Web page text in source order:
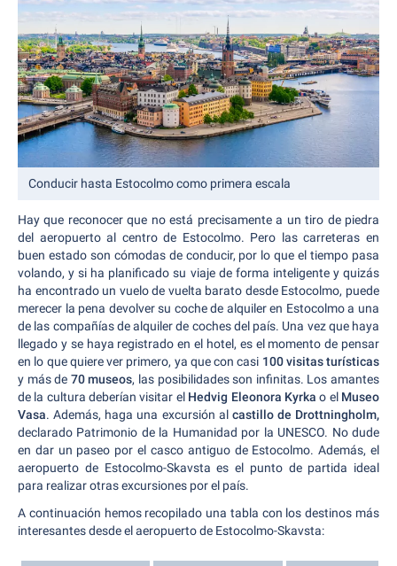
Conducir hasta Estocolmo como primera escala
Hay que reconocer que no está precisamente a un tiro de piedra
del aeropuerto al centro de Estocolmo. Pero las carreteras en
buen estado son cómodas de conducir, por lo que el tiempo pasa
volando, y si ha planificado su viaje de forma inteligente y quizás
ha encontrado un vuelo de vuelta barato desde Estocolmo, puede
merecer la pena devolver su coche de alquiler en Estocolmo a una
de las compañías de alquiler de coches del país. Una vez que haya
llegado y se haya registrado en el hotel, es el momento de pensar
en lo que quiere ver primero, ya que con casi 100 visitas turísticas
y más de 70 museos, las posibilidades son infinitas. Los amantes
de la cultura deberían visitar el Hedvig Eleonora Kyrka o el Museo
Vasa. Además, haga una excursión al castillo de Drottningholm,
declarado Patrimonio de la Humanidad por la UNESCO. No dude
en dar un paseo por el casco antiguo de Estocolmo. Además, el
aeropuerto de Estocolmo-Skavsta es el punto de partida ideal
para realizar otras excursiones por el país.
A continuación hemos recopilado una tabla con los destinos más
interesantes desde el aeropuerto de Estocolmo-Skavsta: